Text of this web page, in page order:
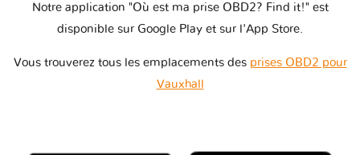
Notre application "Où est ma prise OBD2? Find it!" est
disponible sur Google Play et sur l'App Store.
Vous trouverez tous les emplacements des prises OBD2 pour
Vauxhall